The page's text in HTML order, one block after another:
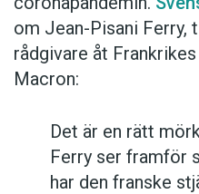
om Jean-Pisani Ferry,
rådgivare åt
Macron:
Det är en rätt
Ferry ser framför
har den franske